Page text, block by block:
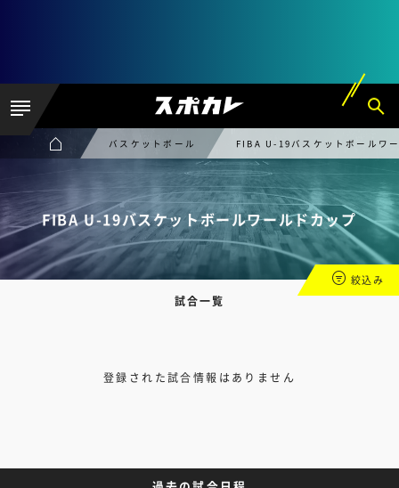
バスケットボール FIBA U-19バスケットボールワ
FIBA U-19バスケットボールワールドカップ
試合一覧
絞込み
登録された試合情報はありません